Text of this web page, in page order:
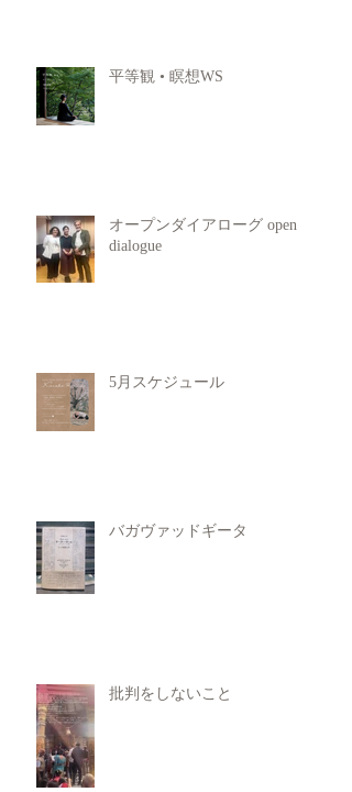
平等観 • 瞑想WS
オープンダイアローグ open
dialogue
5月スケジュール
バガヴァッドギータ
批判をしないこと